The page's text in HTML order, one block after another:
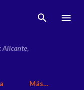
Alicante,
Más…